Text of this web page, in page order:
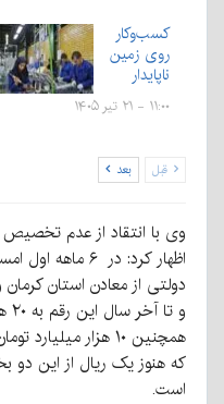
کسب‌وکار
روی زمین
ناپایدار
۱۱:۰۰ - ۲۱ تیر ۱۴۰۵
قبل بعد
وی با انتقاد از عدم
دولتی از معادن استان
همچنین ۱۰ هزار
که هنوز یک ریال از این
است.